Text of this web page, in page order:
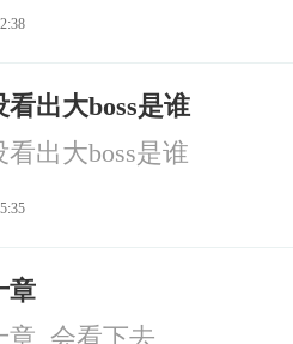
看出大boss是谁
出大boss是谁
章
章 会看下去